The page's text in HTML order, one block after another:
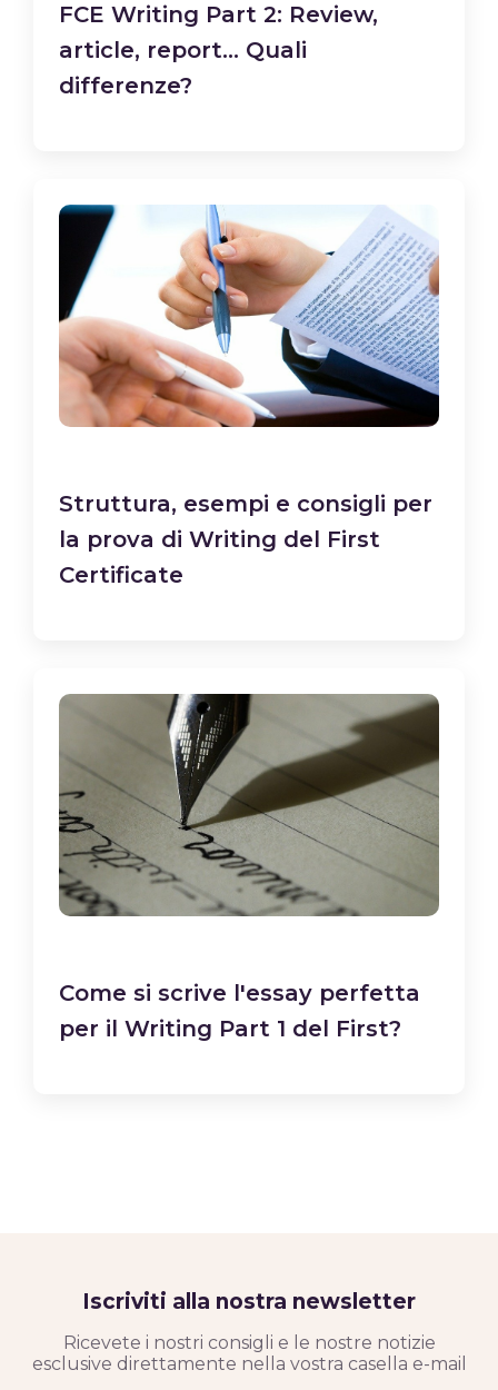
FCE Writing Part 2: Review,
article, report… Quali
differenze?
Struttura, esempi e consigli per
la prova di Writing del First
Certificate
Come si scrive l'essay perfetta
per il Writing Part 1 del First?
Iscriviti alla nostra newsletter
Ricevete i nostri consigli e le nostre notizie
esclusive direttamente nella vostra casella e-mail